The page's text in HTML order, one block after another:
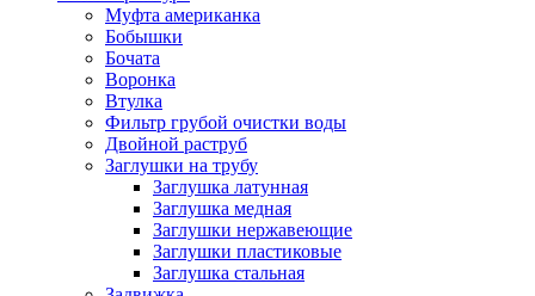
Муфта американка
Бобышки
Бочата
Воронка
Втулка
Фильтр грубой очистки воды
Двойной раструб
Заглушки на трубу
Заглушка латунная
Заглушка медная
Заглушки нержавеющие
Заглушки пластиковые
Заглушка стальная